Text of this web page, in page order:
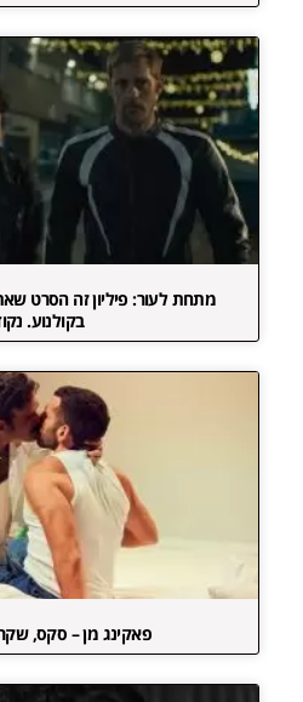
מתחת לעור: פיליון זה הסרט
בקולנוע.
פאקינג מן – סקס,